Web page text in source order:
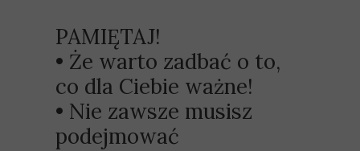
PAMIĘTAJ!
• Że warto zadbać o to,
co dla Ciebie ważne!
• Nie zawsze musisz
podejmować